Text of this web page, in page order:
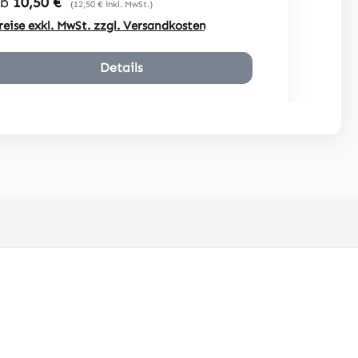
Qualität nach DIN EN ISO
(12,50 € inkl. MwSt.)
exkl. MwSt. zzgl. Versandkosten
Details